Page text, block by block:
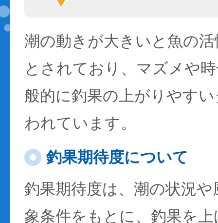
潮の動きが大きいと魚の
とされており、マズメや
般的に釣果の上がりやす
われています。
釣果期待度について
釣果期待度は、潮の状況
象条件をもとに、釣果を